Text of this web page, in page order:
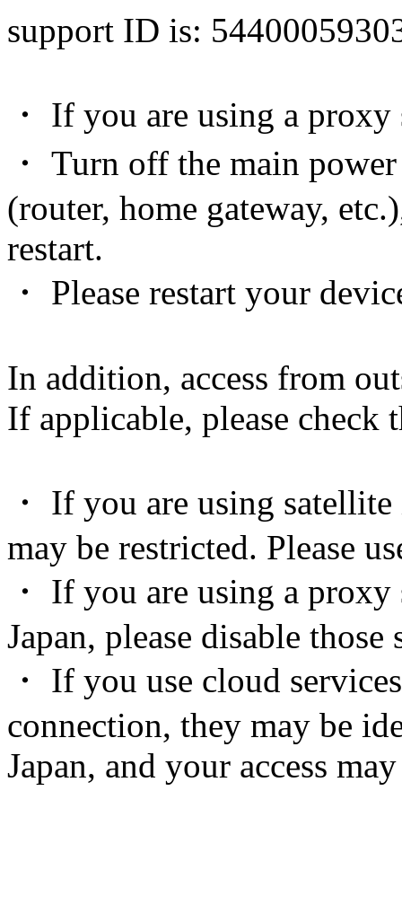
support ID is:
・ If you are using a
・ Turn off the main
(router, home gateway,
restart.
・ Please restart your
In addition, access from
If applicable, please
・ If you are using
may be restricted. Please
・ If you are using a
Japan, please disable those
・ If you use cloud
connection, they may be
Japan, and your access